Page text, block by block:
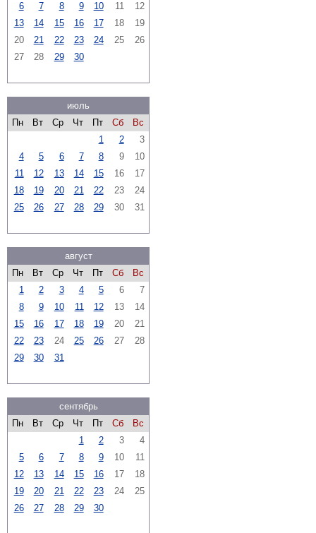
6
7 8 9 10 11
12
13
14 15 16 17 18
19
20
21 22 23 24 25
26
27
28 29 30
июль
Пн
Вт Ср Чт Пт Сб
Вс
1
2
3
4
5 6 7 8 9
10
11
12 13 14 15 16
17
18
19 20 21 22 23
24
25
26 27 28 29 30 31
август
Пн
Вт Ср Чт Пт Сб
Вс
1
2 3 4 5 6
7
8
9 10 11 12 13
14
15
16 17 18 19 20
21
22
23 24 25 26 27
28
29
30 31
сентябрь
Пн
Вт Ср Чт Пт Сб
Вс
1
2 3
4
5
6 7 8 9 10
11
12
13 14 15 16 17
18
19
20 21 22 23 24
25
26
27 28 29 30